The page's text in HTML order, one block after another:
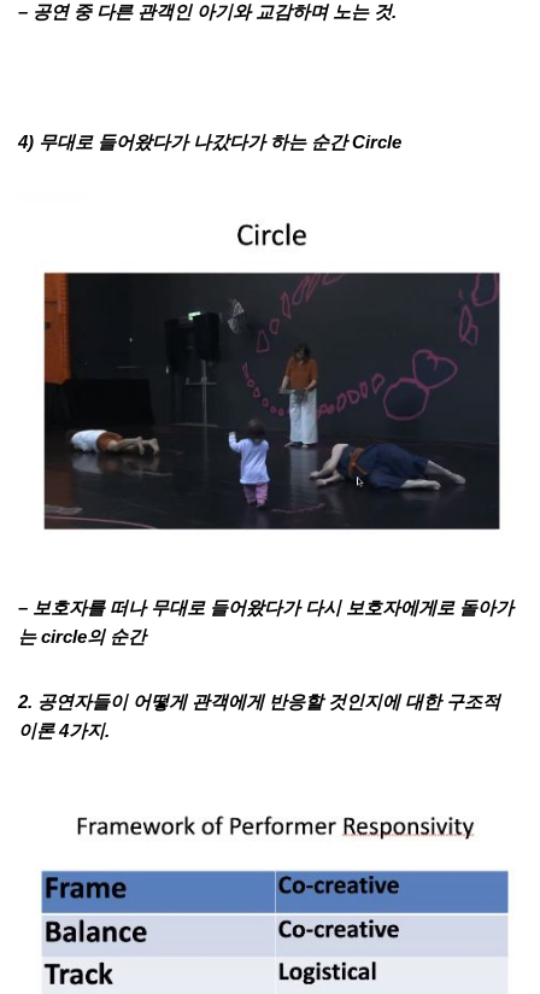
– 공연 중 다른 관객인 아기와 교감하며 노는 것.
4) 무대로 들어왔다가 나갔다가 하는 순간 Circle
– 보호자를 떠나 무대로 들어왔다가 다시 보호자에게로 돌아가
는 circle의 순간
2. 공연자들이 어떻게 관객에게 반응할 것인지에 대한 구조적
이론 4가지.